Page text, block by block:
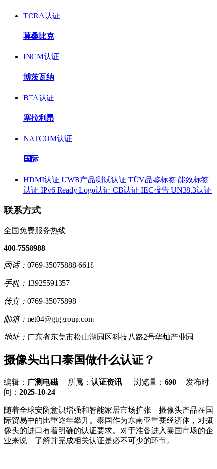
TCRA认证
莫桑比克
INCM认证
博茨瓦纳
BTA认证
塞拉利昂
NATCOM认证
国际
HDMI认证 UWB产品测试认证 TÜV品鉴标签 能效标签
认证 IPv6 Ready Logo认证 CB认证 IEC报告 UN38.3认证
联系方式
全国免费服务热线
400-7558988
固话： 0769-85075888-6618
手机： 13925591357
传真： 0769-85075898
邮箱： net04@gtggroup.com
地址： 广东省东莞市松山湖园区科技八路2号华灿产业园
摄像头出口泰国做什么认证？
编辑： 广测电磁所属： 认证资讯 浏览量： 690 发布时
间： 2025-10-24
随着全球安防意识增强和智能家居市场扩张，摄像头产品在国
际贸易中的比重逐年攀升。泰国作为东南亚重要经济体，对摄
像头的进口有着明确的认证要求。对于准备进入泰国市场的企
业来说，了解并完成相关认证是必不可少的环节。